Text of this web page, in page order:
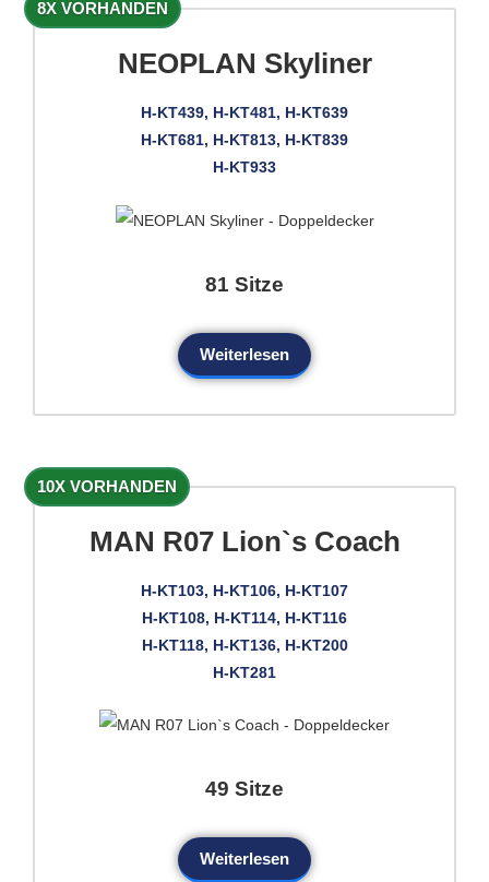
8X VORHANDEN
NEOPLAN Skyliner
H-KT439, H-KT481, H-KT639
H-KT681, H-KT813, H-KT839
H-KT933
81 Sitze
Weiterlesen
10X VORHANDEN
MAN R07 Lion`s Coach
H-KT103, H-KT106, H-KT107
H-KT108, H-KT114, H-KT116
H-KT118, H-KT136, H-KT200
H-KT281
49 Sitze
Weiterlesen